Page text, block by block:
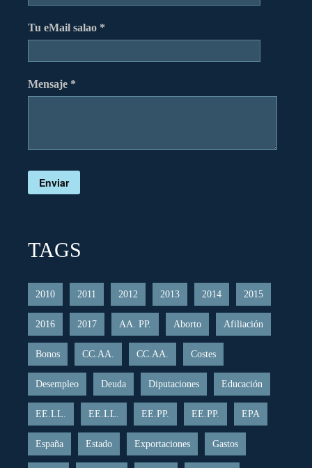
Tu eMail salao *
Mensaje *
Enviar
TAGS
2010 2011 2012 2013 2014 2015
2016 2017 AA. PP. Aborto Afiliación
Bonos CC.AA. CC.AA. Costes
Desempleo Deuda Diputaciones Educación
EE.LL. EE.LL. EE.PP. EE.PP. EPA
España Estado Exportaciones Gastos